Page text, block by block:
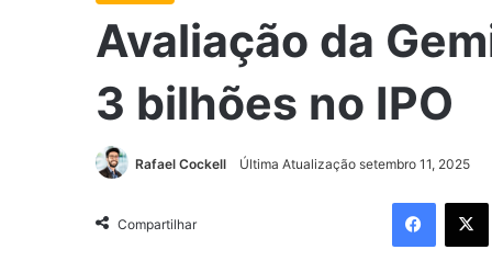
Avaliação da
3 bilhões no IPO
Rafael Cockell Última Atualização setembro 11, 2025
Compartilhar